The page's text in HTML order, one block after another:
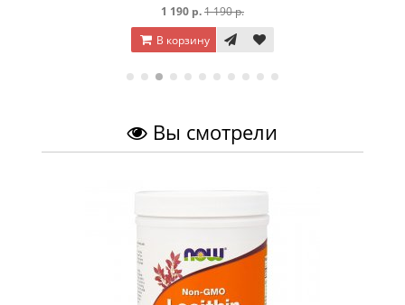
1 190 р.1 190 р.
В корзину
Вы смотрели